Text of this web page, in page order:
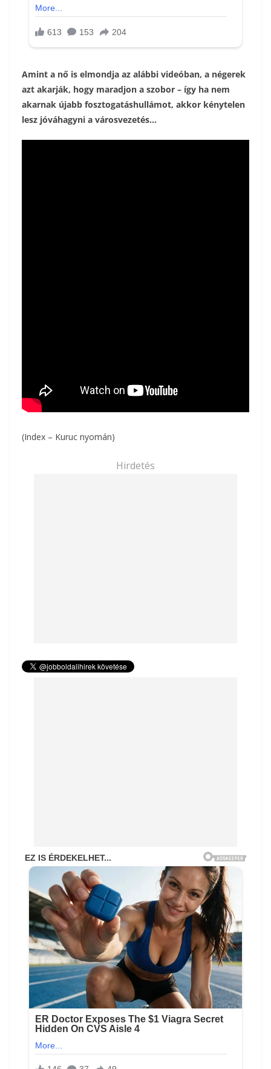
Amint a nő is elmondja az alábbi videóban, a négerek
azt akarják, hogy maradjon a szobor – így ha nem
akarnak újabb fosztogatáshullámot, akkor kénytelen
lesz jóváhagyni a városvezetés…
(Index – Kuruc nyomán)
Hirdetés